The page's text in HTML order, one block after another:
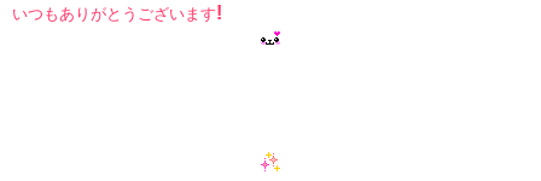
いつもありがとうございます!